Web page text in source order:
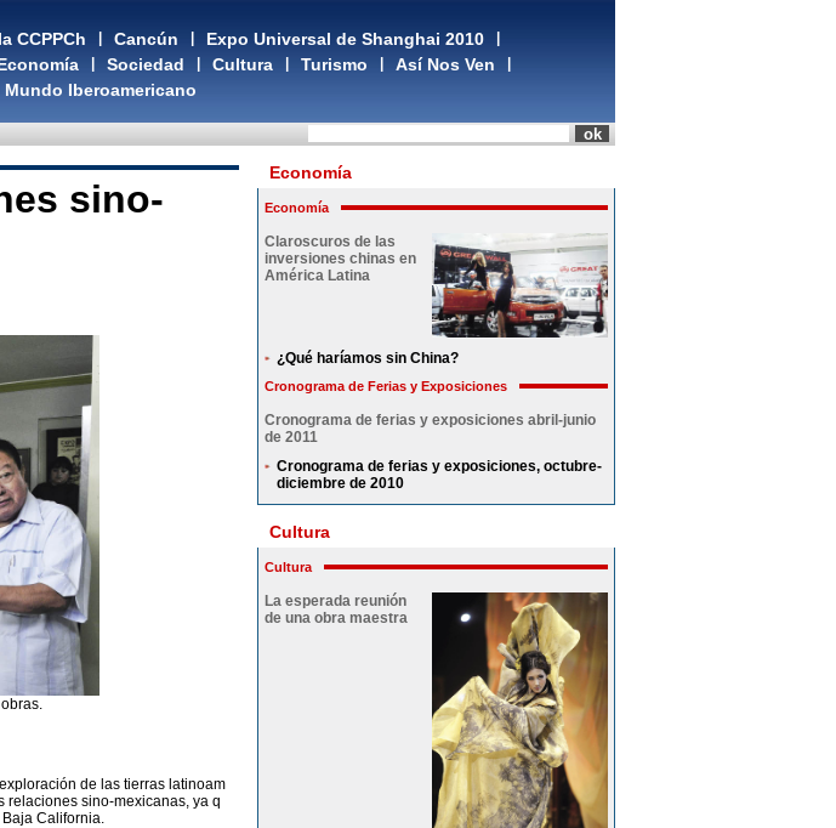
CCPPCh Cancún Expo Universal de Shanghai 2010
Sociedad Cultura Turismo Así Nos Ven
Mundo Iberoamericano
sino-
de las tierras latinoam
relaciones sino-mexicanas, ya q
California.
Economía
Economía
Claroscuros de las
inversiones chinas en
América Latina
¿Qué haríamos sin China?
Cronograma de Ferias y Exposiciones
Cronograma de ferias y exposiciones abril-junio
de 2011
Cronograma de ferias y exposiciones, octubre-
diciembre de 2010
Cultura
Cultura
La esperada reunión
de una obra maestra